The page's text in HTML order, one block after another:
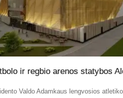
ir regbio arenos statybos
Valdo Adamkaus lengvosios